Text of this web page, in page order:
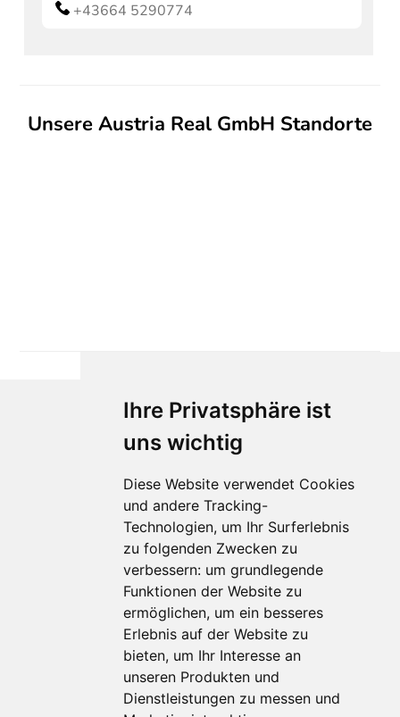
Ihre Privatsphäre ist
uns wichtig
Diese Website verwendet Cookies
und andere Tracking-
Technologien, um Ihr Surferlebnis
zu folgenden Zwecken zu
verbessern: um grundlegende
Funktionen der Website zu
ermöglichen, um ein besseres
Erlebnis auf der Website zu
bieten, um Ihr Interesse an
unseren Produkten und
Dienstleistungen zu messen und
+43664 5290774
Unsere Austria Real GmbH Standorte
Für Makler:innen
Über Uns
Vorteile
Kontakt
Software Partner
Teilnahme
FAQ